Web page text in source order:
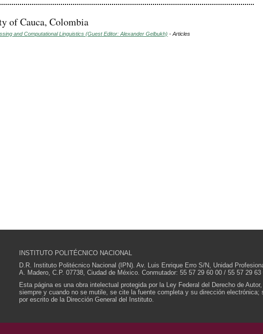
of Cauca, Colombia
and Computational Linguistics (Guest Editor: Alexander Gelbukh) - Articles
INSTITUTO POLITÉCNICO NACIONAL
D.R. Instituto Politécnico Nacional (IPN). Av. Luis Enrique Erro S/N, Unidad
A. Madero, C.P. 07738, Ciudad de México. Conmutador: 55 57 29 60 00 / 55 57 29 63
Esta página es una obra intelectual protegida por la Ley Federal del Derecho de
siempre y cuando no se mutile, se cite la fuente completa y su dirección
por escrito de la Dirección General del Instituto.